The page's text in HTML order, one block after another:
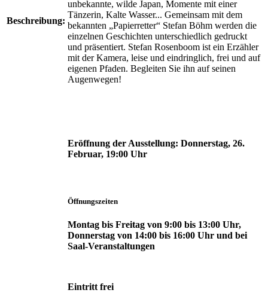
Beschreibung:
unbekannte, wilde Japan, Momente mit einer
Tänzerin, Kalte Wasser... Gemeinsam mit dem
bekannten „Papierretter“ Stefan Böhm werden die
einzelnen Geschichten unterschiedlich gedruckt
und präsentiert. Stefan Rosenboom ist ein Erzähler
mit der Kamera, leise und eindringlich, frei und auf
eigenen Pfaden. Begleiten Sie ihn auf seinen
Augenwegen!
Eröffnung der Ausstellung: Donnerstag, 26.
Februar, 19:00 Uhr
Öffnungszeiten
Montag bis Freitag von 9:00 bis 13:00 Uhr,
Donnerstag von 14:00 bis 16:00 Uhr und bei
Saal-Veranstaltungen
Eintritt frei